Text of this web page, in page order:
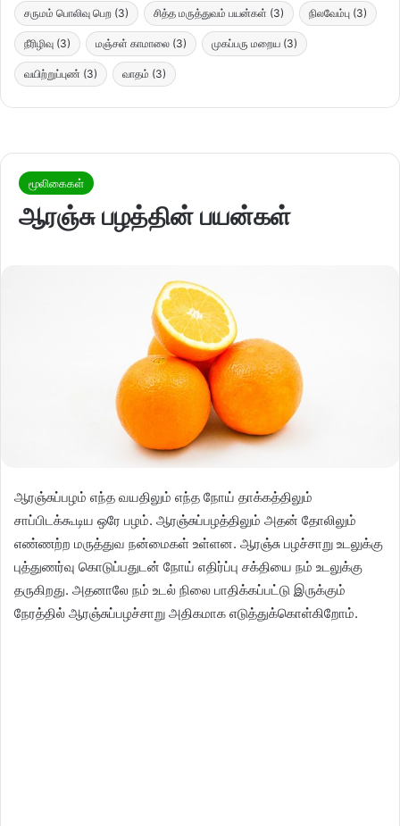
சருமம் பொலிவு பெற (3) சித்த மருத்துவம் பயன்கள் (3) நிலவேம்பு (3)
நீரிழிவு (3) மஞ்சள் காமாலை (3) முகப்பரு மறைய (3)
வயிற்றுப்புண் (3) வாதம் (3)